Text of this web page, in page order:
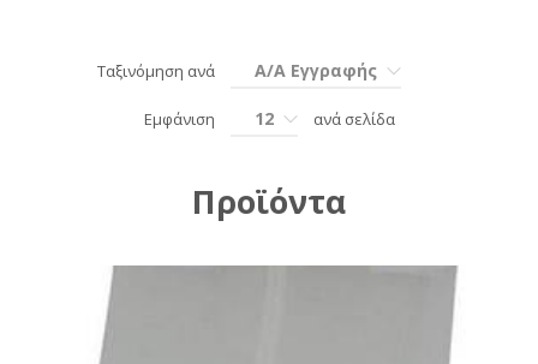
Ταξινόμηση ανά Α/Α Εγγραφής
Εμφάνιση 12 ανά σελίδα
Προϊόντα